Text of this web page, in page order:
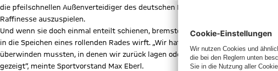
die pfeilschnellen Außenverteidiger des deutschen Meisters,
und
Raffinesse auszuspielen.
Und wenn sie doch einmal enteilt schienen, bremsten die nächsten Stuttgarter
in die Speichen eines rollenden Rades wirft. „Wir hatten die ganze Saison über
überwinden mussten, in denen wir zurück lagen oder in Unterzahl spielen
gezeigt“, meinte Sportvorstand Max Eberl.